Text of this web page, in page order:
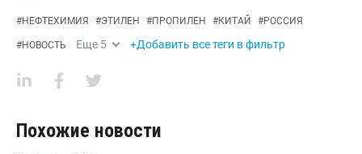
#НЕФТЕХИМИЯ #ЭТИЛЕН #ПРОПИЛЕН #КИТАЙ #РОССИЯ
#НОВОСТЬ Еще 5 +Добавить все теги в фильтр
Похожие новости